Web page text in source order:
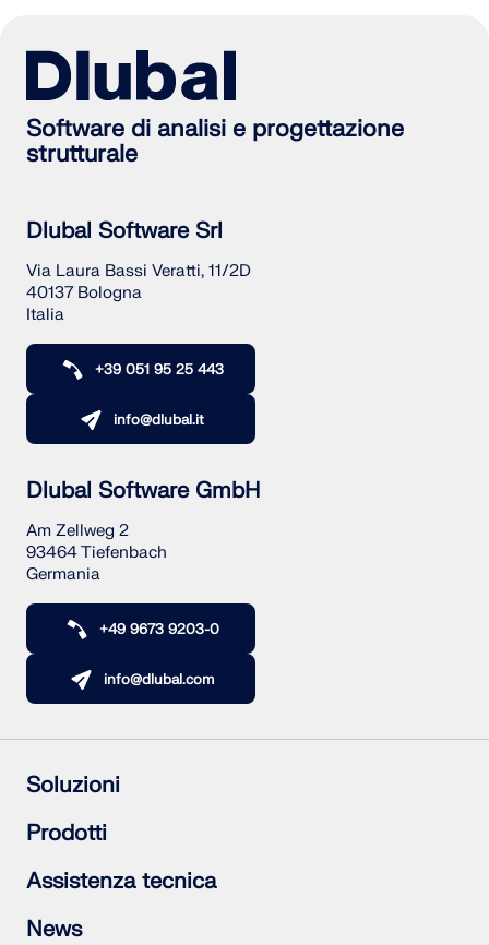
Software di analisi e progettazione
strutturale
Dlubal Software Srl
Via Laura Bassi Veratti, 11/2D
40137 Bologna
Italia
+39 051 95 25 443
info@dlubal.it
Dlubal Software GmbH
Am Zellweg 2
93464 Tiefenbach
Germania
+49 9673 9203-0
info@dlubal.com
Soluzioni
Struttura in calcestruzzo armato
Strutture in acciaio
Strutture in legno
Giunti acciaio
Prodotti
RFEM 6
RSTAB 9
RSECTION 1
RWIND 3
Assistenza tecnica
Domande frequenti (FAQ)
News